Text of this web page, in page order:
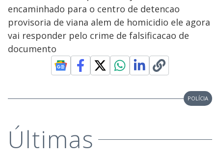
encaminhado para o centro de detencao
provisoria de viana alem de homicidio ele agora
vai responder pelo crime de falsificacao de
documento
POLÍCIA
Últimas